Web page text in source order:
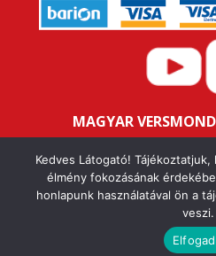
MAGYAR
Bankszámlaszám:
Adószám:
FELHASZNÁLÁSI
Kedves Látogató!
élmény fokozásának
honlapunk használatával ön a
veszi.